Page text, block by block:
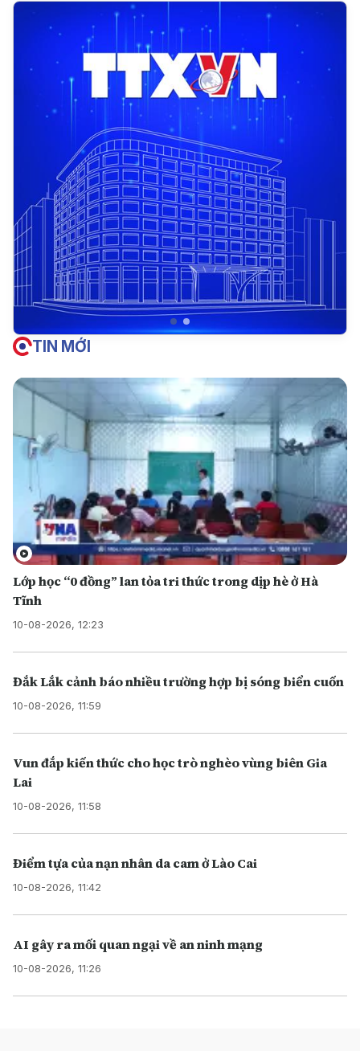
TIN MỚI
Lớp học “0 đồng” lan tỏa tri thức trong dịp hè ở Hà
Tĩnh
10-08-2026, 12:23
Đắk Lắk cảnh báo nhiều trường hợp bị sóng biển cuốn
10-08-2026, 11:59
Vun đắp kiến thức cho học trò nghèo vùng biên Gia
Lai
10-08-2026, 11:58
Điểm tựa của nạn nhân da cam ở Lào Cai
10-08-2026, 11:42
AI gây ra mối quan ngại về an ninh mạng
10-08-2026, 11:26